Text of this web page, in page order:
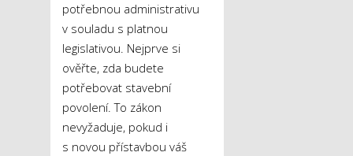
potřebnou administrativu
v souladu s platnou
legislativou. Nejprve si
ověřte, zda budete
potřebovat stavební
povolení. To zákon
nevyžaduje, pokud i
s novou přístavbou váš